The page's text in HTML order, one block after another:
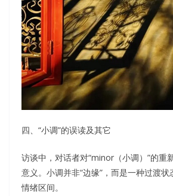
四、“小调”的误读及其它
访谈中，对话者对“minor（小调）”的重
意义。小调并非“边缘”，而是一种过渡
情绪区间。